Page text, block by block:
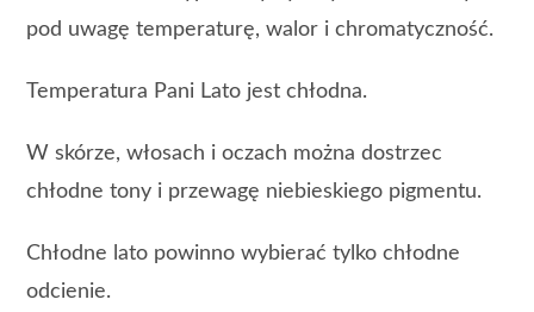
pod uwagę temperaturę, walor i chromatyczność.
Temperatura Pani Lato jest chłodna.
W skórze, włosach i oczach można dostrzec
chłodne tony i przewagę niebieskiego pigmentu.
Chłodne lato powinno wybierać tylko chłodne
odcienie.